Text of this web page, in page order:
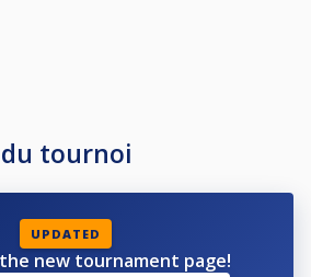
tournoi
UPDATED
new tournament page!